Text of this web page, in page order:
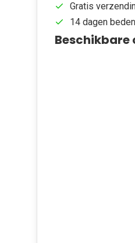
Gratis
14 dagen
Beschikbare